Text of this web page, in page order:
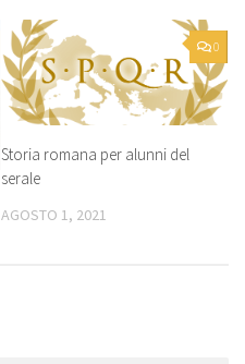
0
Storia romana per alunni del
serale
AGOSTO 1, 2021